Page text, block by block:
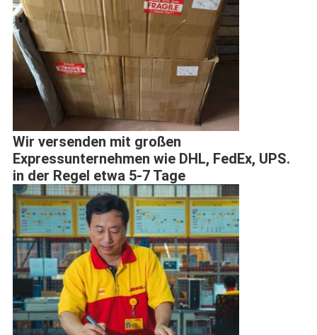
Wir versenden mit großen
Expressunternehmen wie DHL, FedEx, UPS.
in der Regel etwa 5-7 Tage